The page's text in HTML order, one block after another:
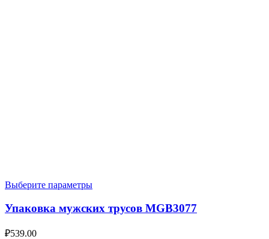
Выберите параметры
Упаковка мужских трусов MGB3077
₽539.00